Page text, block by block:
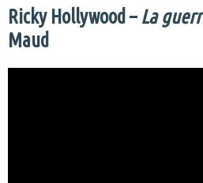
Ricky Hollywood – La
Maud